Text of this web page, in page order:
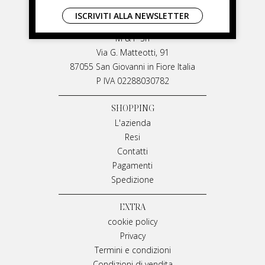
LIVIANA MIRARCHI
M & P Srl
Via G. Matteotti, 91
87055 San Giovanni in Fiore Italia
P IVA 02288030782
SHOPPING
L'azienda
Resi
Contatti
Pagamenti
Spedizione
EXTRA
cookie policy
Privacy
Termini e condizioni
ISCRIVITI ALLA NEWSLETTER